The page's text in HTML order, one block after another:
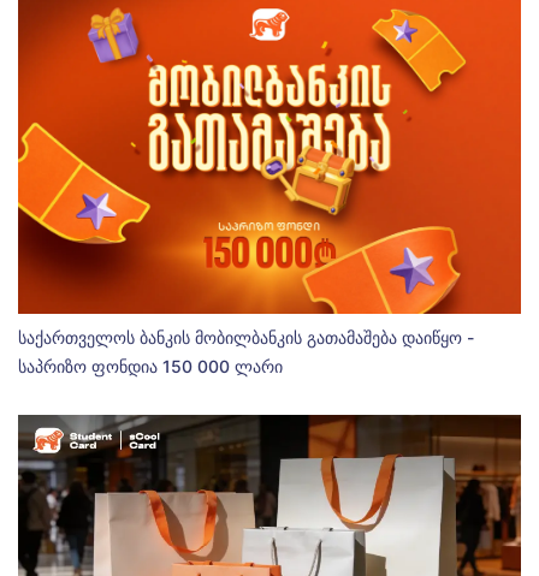
საქართველოს ბანკის მობილბანკის გათამაშება დაიწყო -
საპრიზო ფონდია 150 000 ლარი